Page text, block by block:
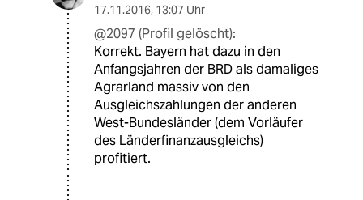
17.11.2016, 13:07 Uhr
@2097 (Profil gelöscht):
Korrekt. Bayern hat dazu in den
Anfangsjahren der BRD als damaliges
Agrarland massiv von den
Ausgleichszahlungen der anderen
West-Bundesländer (dem Vorläufer
des Länderfinanzausgleichs)
profitiert.